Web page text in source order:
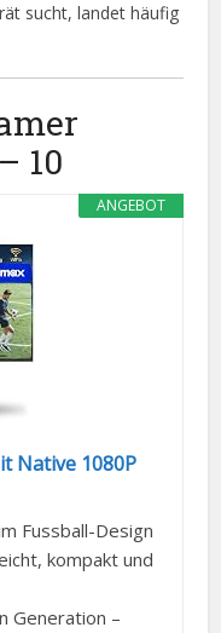
sucht, landet häufig
10
ANGEBOT
Native 1080P
Fussball-Design
kompakt und
Generation –